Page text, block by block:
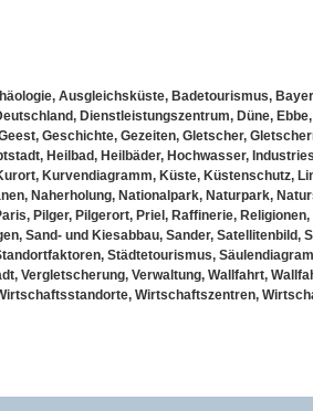
, Ausgleichsküste, Badetourismus,
, Dienstleistungszentrum, Düne, Ebbe,
, Geschichte, Gezeiten, Gletscher,
, Heilbad, Heilbäder, Hochwasser,
, Kurvendiagramm, Küste, Küstenschutz,
, Naherholung, Nationalpark, Naturpark,
, Pilger, Pilgerort, Priel , Raffinerie, Religionen,
, Sand- und Kiesabbau, Sander, Satellitenbild,
, Städtetourismus,
, Vergletscherung, Verwaltung, Wallfahrt,
, Wirtschaftszentren,